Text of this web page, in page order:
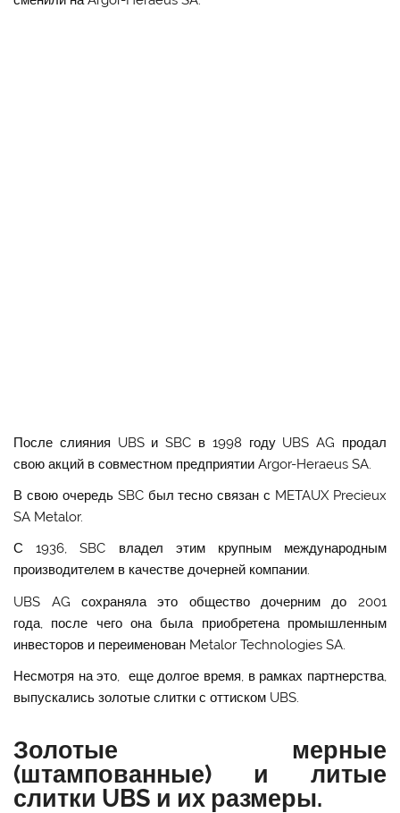
После слияния UBS и SBC в 1998 году UBS AG продал
свою акций в совместном предприятии Argor-Heraeus SA.
В свою очередь SBC был тесно связан с METAUX Precieux
SA Metalor.
С 1936, SBC владел этим крупным международным
производителем в качестве дочерней компании.
UBS AG сохраняла это общество дочерним до 2001
года, после чего она была приобретена промышленным
инвесторов и переименован Metalor Technologies SA.
Несмотря на это, еще долгое время, в рамках партнерства,
выпускались золотые слитки с оттиском UBS.
Золотые мерные
(штампованные) и литые
слитки UBS и их размеры.